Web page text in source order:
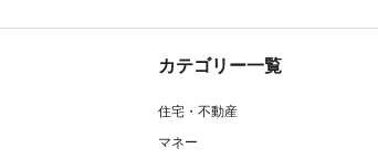
カテゴリー一覧
住宅・不動産
マネー